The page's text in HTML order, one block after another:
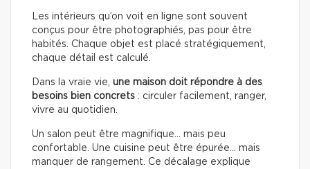
Les intérieurs qu’on voit en ligne sont souvent
conçus pour être photographiés, pas pour être
habités. Chaque objet est placé stratégiquement,
chaque détail est calculé.
Dans la vraie vie, une maison doit répondre à des
besoins bien concrets : circuler facilement, ranger,
vivre au quotidien.
Un salon peut être magnifique… mais peu
confortable. Une cuisine peut être épurée… mais
manquer de rangement. Ce décalage explique